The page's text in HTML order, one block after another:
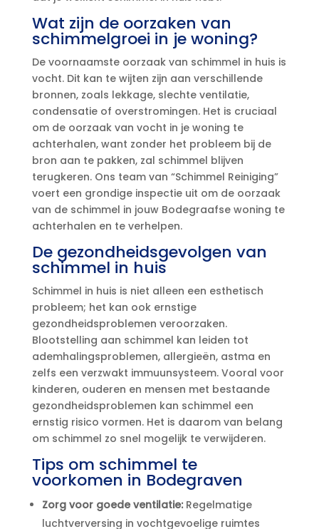
Wat zijn de oorzaken van
schimmelgroei in je woning?
De voornaamste oorzaak van schimmel in huis is
vocht.​ Dit kan te wijten zijn aan verschillende
bronnen, zoals lekkage, slechte ventilatie,
condensatie of overstromingen.​ Het is cruciaal
om de oorzaak van vocht in je woning te
achterhalen, want zonder het probleem bij de
bron aan te pakken, zal schimmel blijven
terugkeren.​ Ons team van “Schimmel Reiniging”
voert een grondige inspectie uit om de oorzaak
van de schimmel in jouw Bodegraafse woning te
achterhalen en te verhelpen.​
De gezondheidsgevolgen van
schimmel in huis
Schimmel in huis is niet alleen een esthetisch
probleem; het kan ook ernstige
gezondheidsproblemen veroorzaken.​
Blootstelling aan schimmel kan leiden tot
ademhalingsproblemen, allergieën, astma en
zelfs een verzwakt immuunsysteem.​ Vooral voor
kinderen, ouderen en mensen met bestaande
gezondheidsproblemen kan schimmel een
ernstig risico vormen.​ Het is daarom van belang
om schimmel zo snel mogelijk te verwijderen.​
Tips om schimmel te
voorkomen in Bodegraven
Zorg voor goede ventilatie:Regelmatige
luchtverversing in vochtgevoelige ruimtes